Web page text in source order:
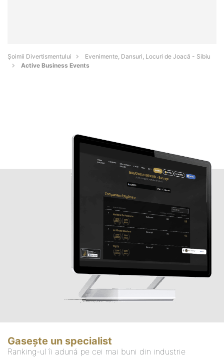
Şoimii Divertismentului
Evenimente, Dansuri, Locuri de Joacă - Sibiu
Active Business Events
Gasește un specialist
Ranking-ul îi adună pe cei mai buni din industrie